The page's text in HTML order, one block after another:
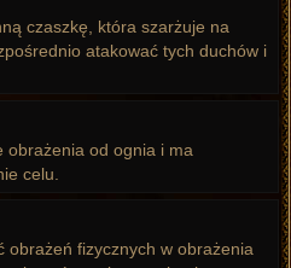
czaszkę, która szarżuje na
atakować tych duchów i
obrażenia od ognia i ma
celu.
obrażeń fizycznych w obrażenia